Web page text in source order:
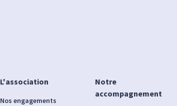
L'association
Nos engagements
Notre
accompagnement